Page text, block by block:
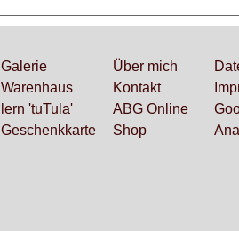
Galerie
Warenhaus
lern 'tuTula'
Geschenkkarte
Über mich
Kontakt
ABG Online
Shop